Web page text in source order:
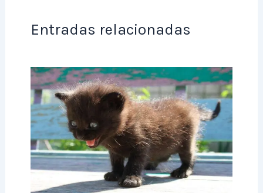
Entradas relacionadas